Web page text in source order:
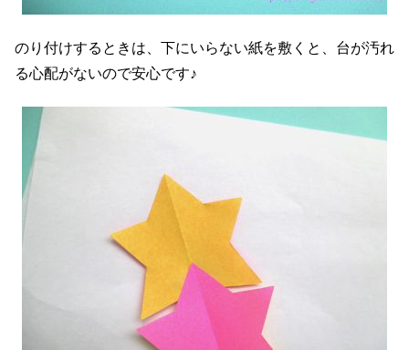
のり付けするときは、下にいらない紙を敷くと、台が汚れ
る心配がないので安心です♪